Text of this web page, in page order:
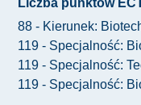
Liczba punktów
88 - Kierunek:
119 - Specjalność:
119 - Specjalność:
119 - Specjalność: